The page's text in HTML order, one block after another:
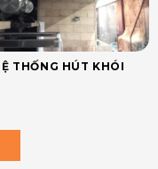
THỐNG HÚT KHÓI